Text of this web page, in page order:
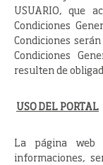
USUARIO, que
Condiciones
Condiciones
Condiciones
resulten de
USO DEL PORTAL
La página web
informaciones,